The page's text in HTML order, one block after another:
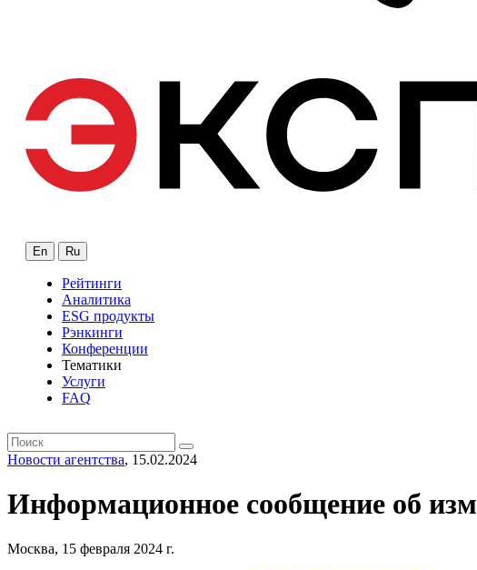
En Ru
Рейтинги
Аналитика
ESG продукты
Рэнкинги
Конференции
Тематики
Услуги
FAQ
Новости агентства, 15.02.2024
Информационное сообщение об
Москва, 15 февраля 2024 г.